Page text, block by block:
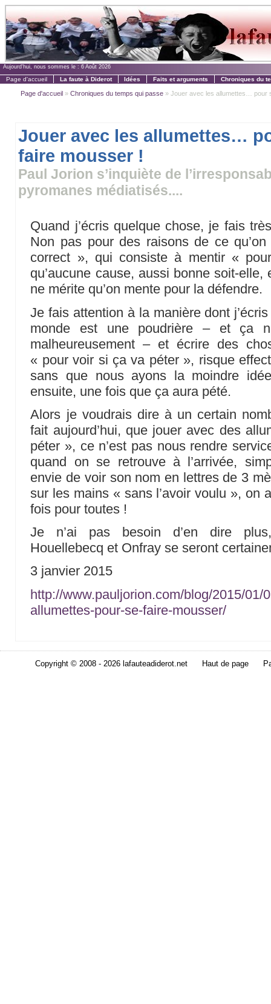
Aujourd'hui, nous sommes le : 6 Août 2026
Page d'accueil La faute à Diderot Idées Faits et arguments Chroniques du
Page d'accueil »Chroniques du temps qui passe » Jouer avec les allumettes… pour
Jouer avec les allumettes…
faire mousser !
Paul Jorion s’inquiète de
pyromanes médiatisés....
Quand j’écris quelque chose, je fais
Non pas pour des raisons de ce
correct », qui consiste à mentir «
qu’aucune cause, aussi bonne soit-
ne mérite qu’on mente pour la défendre.
Je fais attention à la manière dont
monde est une poudrière – et ça
malheureusement – et écrire des
« pour voir si ça va péter », risque
sans que nous ayons la moindre
ensuite, une fois que ça aura pété.
Alors je voudrais dire à un certain
fait aujourd’hui, que jouer avec des
péter », ce n’est pas nous rendre
quand on se retrouve à l’arrivée,
envie de voir son nom en lettres de 3
sur les mains « sans l’avoir voulu », on
fois pour toutes !
Je n’ai pas besoin d’en dire
Houellebecq et Onfray se seront
3 janvier 2015
http://www.pauljorion.com/blog/2015/01/
allumettes-pour-se-faire-mousser/
Copyright © 2008 - 2026 lafauteadiderot.net Haut de page